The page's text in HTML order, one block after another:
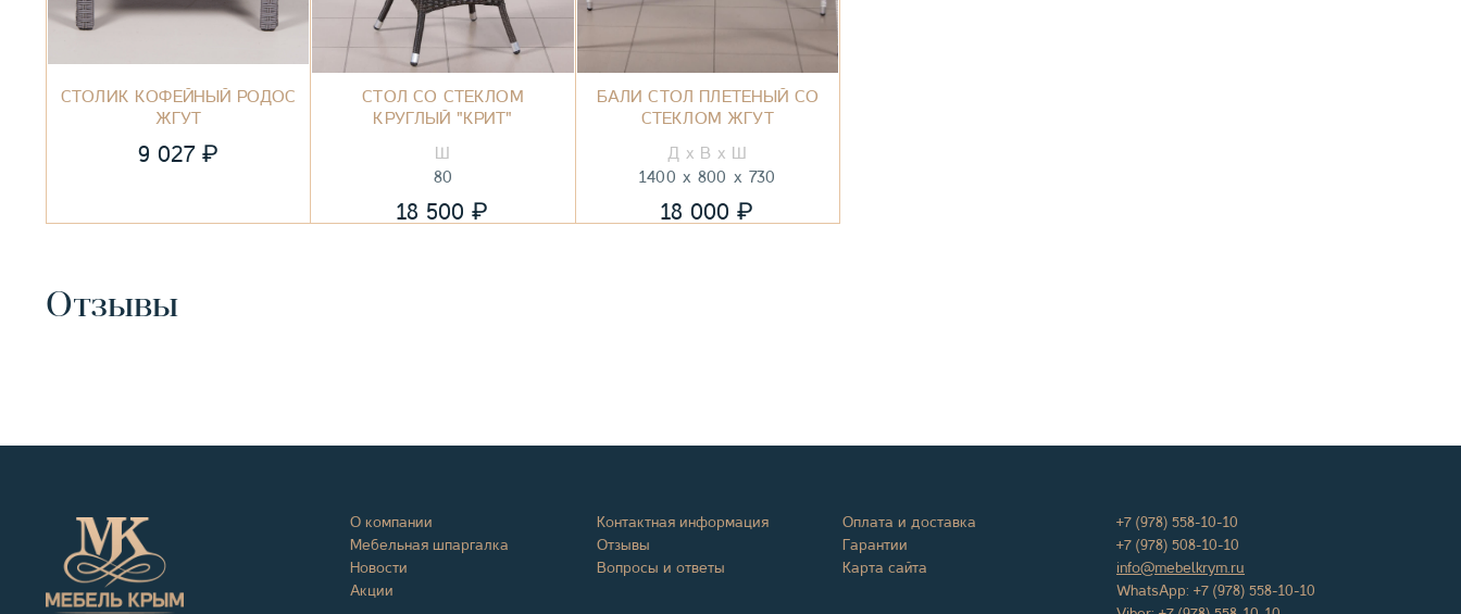
СТОЛИК КОФЕЙНЫЙ РОДОС
ЖГУТ
9 027₽
СТОЛ СО СТЕКЛОМ
КРУГЛЫЙ "КРИТ"
80
18 500₽
БАЛИ СТОЛ ПЛЕТЕНЫЙ СО
СТЕКЛОМ ЖГУТ
1400 800 730
18 000₽
Отзывы
О компании
Мебельная шпаргалка
Новости
Акции
Контактная информация
Отзывы
Вопросы и ответы
Оплата и доставка
Гарантии
Карта сайта
+7 (978) 558-10-10
+7 (978) 508-10-10
info@mebelkrym.ru
WhatsApp: +7 (978) 558-10-10